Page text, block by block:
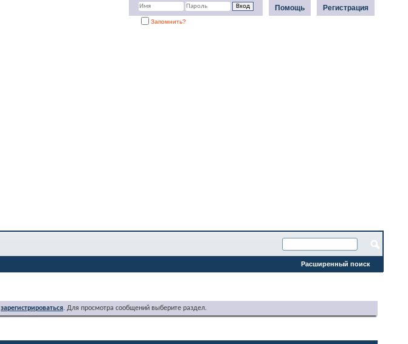
Регистрация
Помощь
Запомнить?
Расширенный поиск
зарегистрироваться. Для просмотра сообщений выберите раздел.